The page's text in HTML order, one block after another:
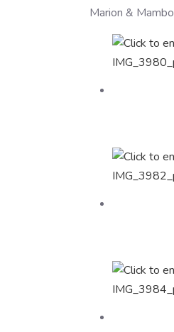
Marion & Mambo